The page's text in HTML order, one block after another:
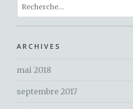
b
o
k
r
R
e
h
r
ARCHIVES
mai 2018
septembre 2017